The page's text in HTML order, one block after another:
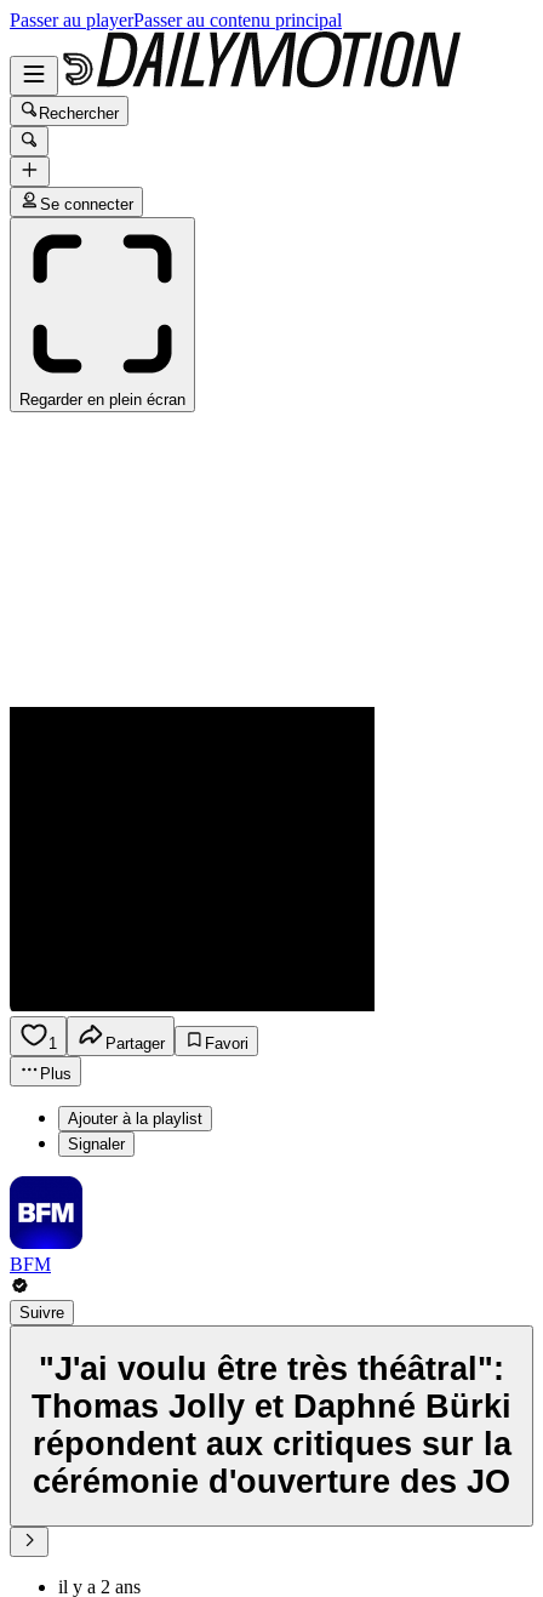
Passer au playerPasser au contenu principal
Rechercher
Se connecter
Regarder en plein écran
1 Partager
Favori
Plus
Ajouter à la playlist
Signaler
BFM
Suivre
"J'ai voulu être très théâtral":
Thomas Jolly et Daphné Bürki
répondent aux critiques sur la
cérémonie d'ouverture des JO
il y a 2 ans